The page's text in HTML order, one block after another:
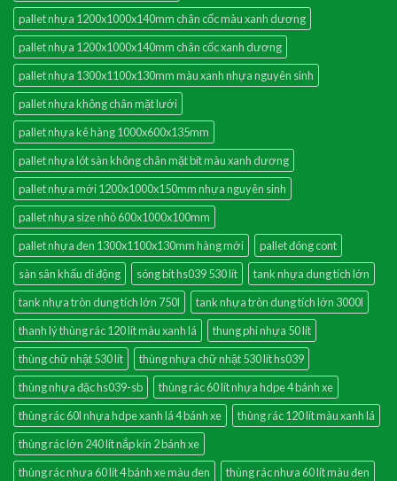
pallet nhựa 1200x1000x140mm chân cốc màu xanh dương
pallet nhựa 1200x1000x140mm chân cốc xanh dương
pallet nhựa 1300x1100x130mm màu xanh nhựa nguyên sinh
pallet nhựa không chân mặt lưới
pallet nhựa kê hàng 1000x600x135mm
pallet nhựa lót sàn không chân mặt bít màu xanh dương
pallet nhựa mới 1200x1000x150mm nhựa nguyên sinh
pallet nhựa size nhỏ 600x1000x100mm
pallet nhựa đen 1300x1100x130mm hàng mới
pallet đóng cont
sàn sân khấu di động
sóng bít hs039 530 lít
tank nhựa dung tích lớn
tank nhựa tròn dung tích lớn 750l
tank nhựa tròn dung tích lớn 3000l
thanh lý thùng rác 120 lít màu xanh lá
thung phi nhựa 50 lít
thùng chữ nhật 530 lít
thùng nhựa chữ nhật 530 lít hs039
thùng nhựa đặc hs039-sb
thùng rác 60 lít nhựa hdpe 4 bánh xe
thùng rác 60l nhựa hdpe xanh lá 4 bánh xe
thùng rác 120 lít màu xanh lá
thùng rác lớn 240 lít nắp kín 2 bánh xe
thùng rác nhưa 60 lít 4 bánh xe màu đen
thùng rác nhưa 60 lít màu đen